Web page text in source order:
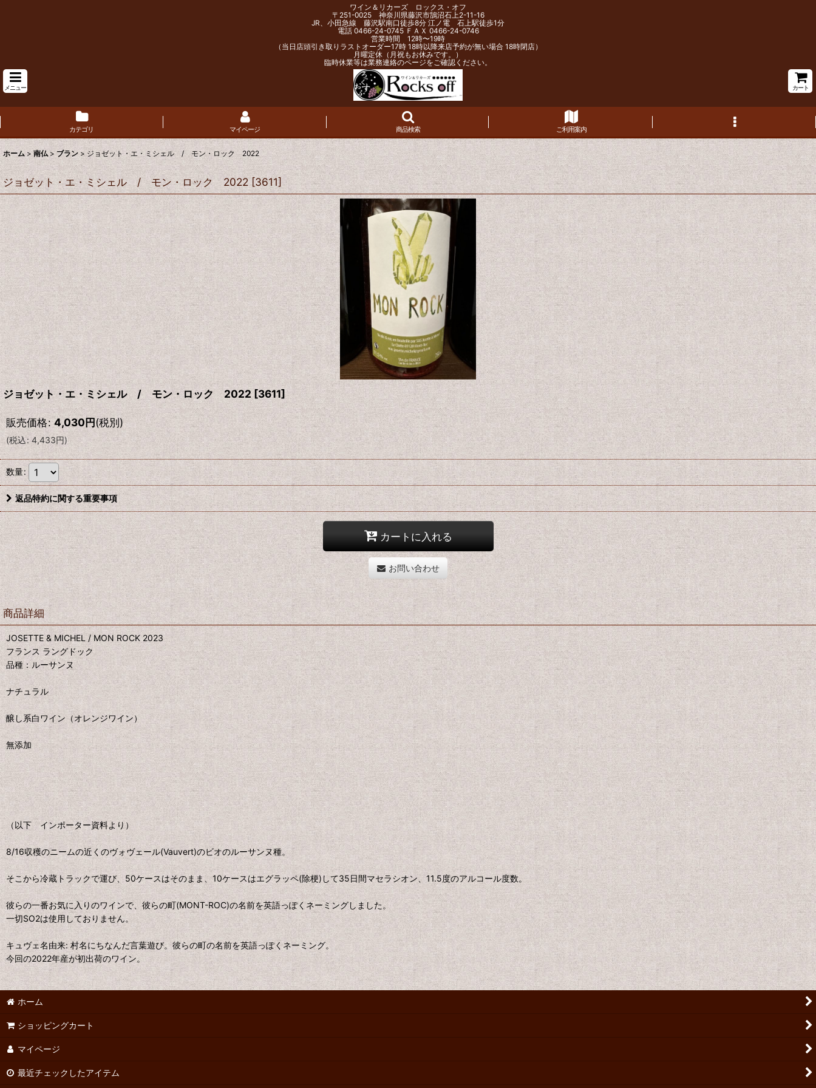
ワイン＆リカーズ ロックス・オフ
〒251-0025 神奈川県藤沢市鵠沼石上2-11-16
JR、小田急線 藤沢駅南口徒歩8分 江ノ電 石上駅徒歩1分
電話 0466-24-0745 ＦＡＸ 0466-24-0746
営業時間 12時〜19時
（当日店頭引き取りラストオーダー17時 18時以降来店予約が無い場合 18時閉店）
月曜定休（月祝もお休みです。）
臨時休業等は業務連絡のページをご確認ください。
メニュー カート
カテゴリ マイページ 商品検索 ご利用案内
ホーム > 南仏 > ブラン > ジョゼット・エ・ミシェル / モン・ロック 2022
ジョゼット・エ・ミシェル / モン・ロック 2022 [3611]
ジョゼット・エ・ミシェル / モン・ロック 2022 [3611]
販売価格: 4,030円(税別)
(税込: 4,433円)
数量:
返品特約に関する重要事項
カートに入れる
お問い合わせ
商品詳細
JOSETTE & MICHEL / MON ROCK 2023
フランス ラングドック
品種：ルーサンヌ
ナチュラル
醸し系白ワイン（オレンジワイン）
無添加
（以下 インポーター資料より）
8/16収穫のニームの近くのヴォヴェール(Vauvert)のビオのルーサンヌ種。
そこから冷蔵トラックで運び、50ケースはそのまま、10ケースはエグラッペ(除梗)して35日間マセラシオン、11.5度のアルコール度数。
彼らの一番お気に入りのワインで、彼らの町(MONT-ROC)の名前を英語っぽくネーミングしました。
一切SO2は使用しておりません。
キュヴェ名由来: 村名にちなんだ言葉遊び。彼らの町の名前を英語っぽくネーミング。
今回の2022年産が初出荷のワイン。
ホーム
ショッピングカート
マイページ
最近チェックしたアイテム